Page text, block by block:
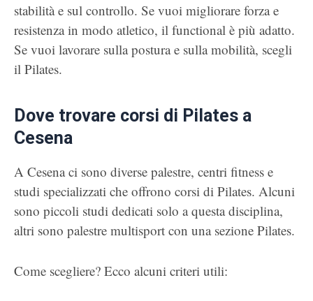
stabilità e sul controllo. Se vuoi migliorare forza e
resistenza in modo atletico, il functional è più adatto.
Se vuoi lavorare sulla postura e sulla mobilità, scegli
il Pilates.
Dove trovare corsi di Pilates a
Cesena
A Cesena ci sono diverse palestre, centri fitness e
studi specializzati che offrono corsi di Pilates. Alcuni
sono piccoli studi dedicati solo a questa disciplina,
altri sono palestre multisport con una sezione Pilates.
Come scegliere? Ecco alcuni criteri utili: